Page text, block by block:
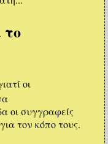
οι
οι συγγραφείς
τον κόπο τους.